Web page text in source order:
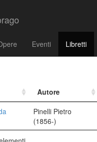
Eventi Libretti
Autore
Pinelli Pietro
(1856-)